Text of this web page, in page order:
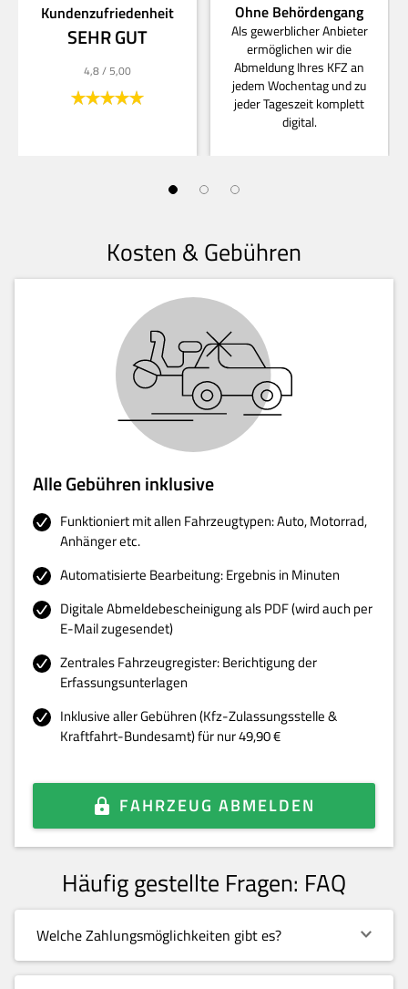
Kundenzufriedenheit
SEHR GUT
4,8/ 5,00
Ohne Behördengang
Als gewerblicher Anbieter
ermöglichen wir die
Abmeldung Ihres KFZ an
jedem Wochentag und zu
jeder Tageszeit komplett
digital.
Kosten & Gebühren
Alle Gebühren inklusive
Funktioniert mit allen Fahrzeugtypen: Auto, Motorrad,
Anhänger etc.
Automatisierte Bearbeitung: Ergebnis in Minuten
Digitale Abmeldebescheinigung als PDF (wird auch per
E-Mail zugesendet)
Zentrales Fahrzeugregister: Berichtigung der
Erfassungsunterlagen
Inklusive aller Gebühren (Kfz-Zulassungsstelle &
Kraftfahrt-Bundesamt) für nur 49,90 €
FAHRZEUG ABMELDEN
Häufig gestellte Fragen: FAQ
Welche Zahlungsmöglichkeiten gibt es?